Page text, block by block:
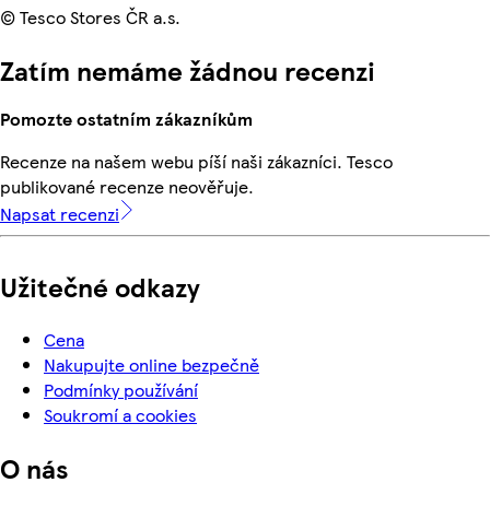
© Tesco Stores ČR a.s.
Zatím nemáme žádnou recenzi
Pomozte ostatním zákazníkům
Recenze na našem webu píší naši zákazníci. Tesco
publikované recenze neověřuje.
Napsat recenzi
Užitečné odkazy
Cena
Nakupujte online bezpečně
Podmínky používání
Soukromí a cookies
O nás